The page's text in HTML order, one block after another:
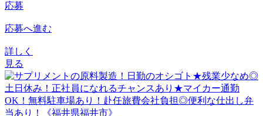
応募
応募へ進む
詳しく
見る